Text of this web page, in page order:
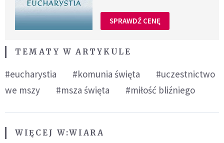
SPRAWDŹ CENĘ
TEMATY W ARTYKULE
#eucharystia #komunia święta
#uczestnictwo
we mszy
#msza święta #miłość bliźniego
WIĘCEJ W:WIARA